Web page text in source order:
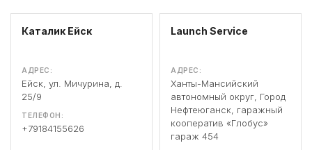
Каталик Ейск
АДРЕС:
Ейск, ул. Мичурина, д.
25/9
ТЕЛЕФОН:
+79184155626
Launch Service
АДРЕС:
Ханты-Мансийский
автономный округ, Город
Нефтеюганск, гаражный
кооператив «Глобус»
гараж 454